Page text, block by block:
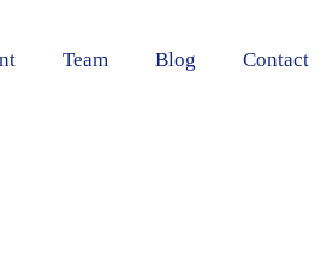
Team Blog Contact